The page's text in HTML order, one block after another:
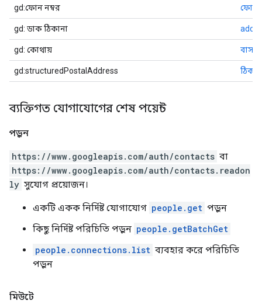
gd:ফোন নম্বর ফোন
gd: ডাক ঠিকানা
gd: কোথায়
gd:structuredPostalAddress
ব্যক্তিগত যোগাযোগের শেষ পয়েন্ট
পড়ুন
https://www.googleapis.com/auth/contacts বা
https://www.googleapis.com/auth/contacts.readon
ly সুযোগ প্রয়োজন।
একটি একক নির্দিষ্ট যোগাযোগ people.get পড়ুন
কিছু নির্দিষ্ট পরিচিতি পড়ুন people.getBatchGet
people.connections.list ব্যবহার করে পরিচিতি
পড়ুন
মিউটে